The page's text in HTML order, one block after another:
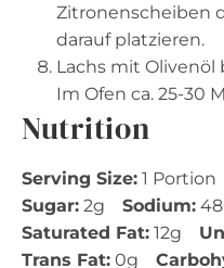
Zitronenscheiben
darauf platzieren.
Lachs mit
Im Ofen ca. 25-30
Nutrition
Serving Size: 1 Portion
Sugar: 2g Sodium:
Saturated Fat: 12g
Trans Fat: 0g